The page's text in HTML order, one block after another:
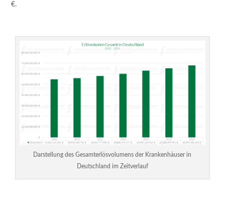
€.
Darstellung des Gesamterlösvolumens der Krankenhäuser in
Deutschland im Zeitverlauf